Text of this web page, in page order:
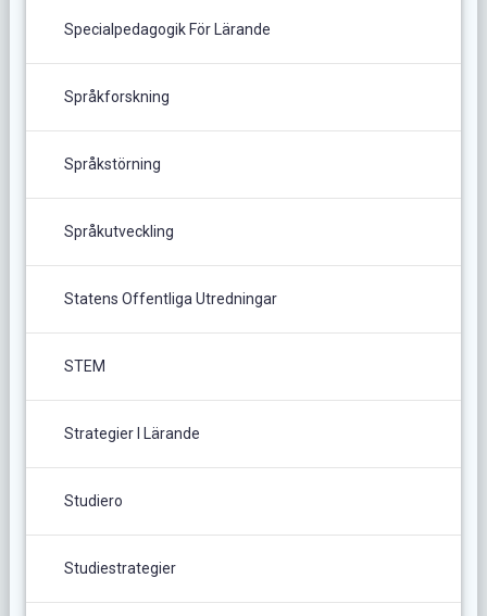
Specialpedagogik För Lärande
Språkforskning
Språkstörning
Språkutveckling
Statens Offentliga Utredningar
STEM
Strategier I Lärande
Studiero
Studiestrategier